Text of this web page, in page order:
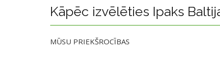
Kāpēc izvēlēties Ipaks
MŪSU PRIEKŠROCĪBAS